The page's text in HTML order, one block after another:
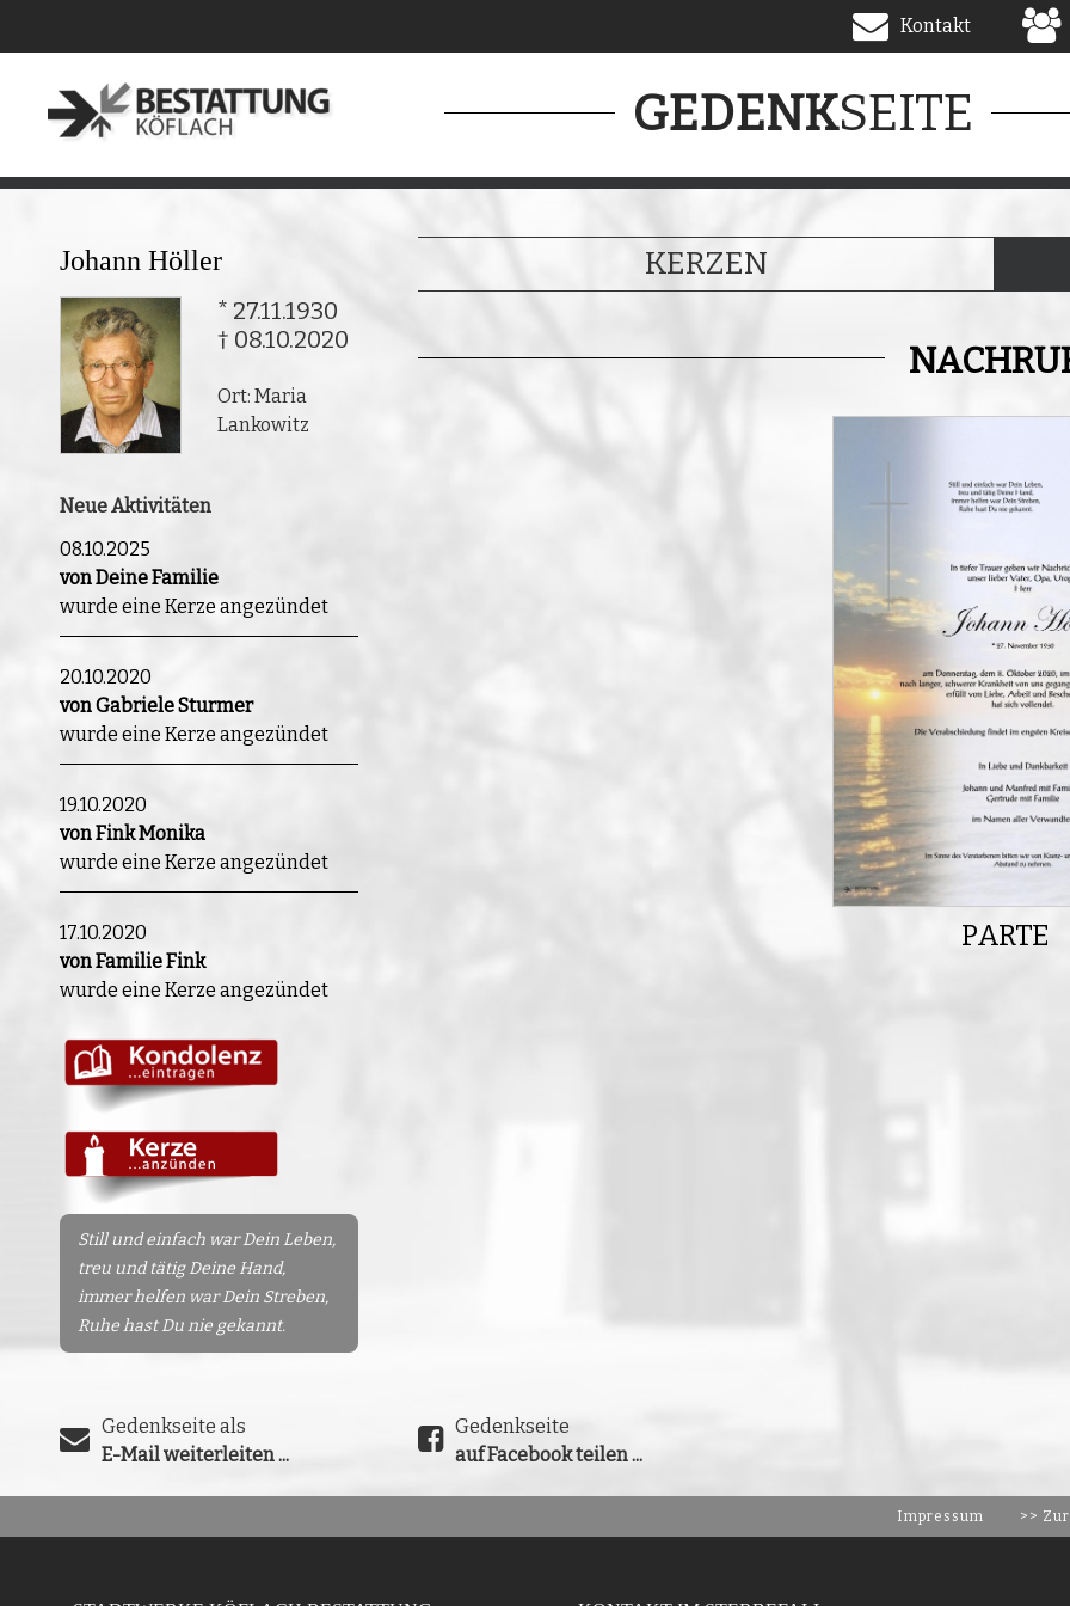
Kontakt
GEDENKSEITE
Johann Höller
* 27.11.1930
† 08.10.2020
Ort: Maria
Lankowitz
Neue Aktivitäten
08.10.2025
von Deine Familie
wurde eine Kerze angezündet
20.10.2020
von Gabriele Sturmer
wurde eine Kerze angezündet
19.10.2020
von Fink Monika
wurde eine Kerze angezündet
17.10.2020
von Familie Fink
wurde eine Kerze angezündet
Still und einfach war Dein Leben,
treu und tätig Deine Hand,
immer helfen war Dein Streben,
Ruhe hast Du nie gekannt.
KERZEN
PARTE
Gedenkseite als
E-Mail weiterleiten ...
Gedenkseite
auf Facebook teilen ...
Impressum >>